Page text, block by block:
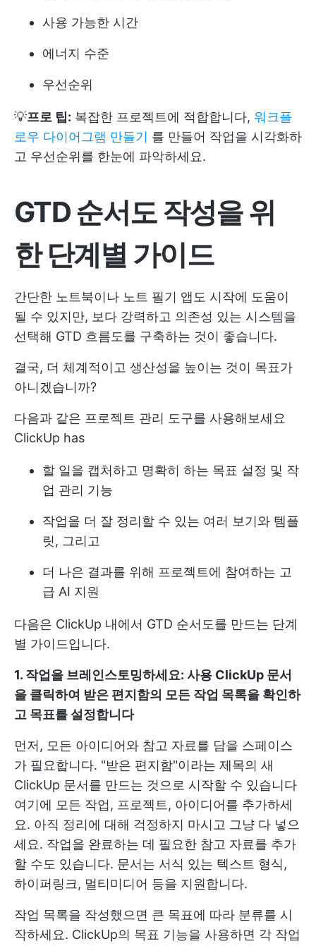
사용 가능한 시간
에너지 수준
우선순위
💡프로 팁: 복잡한 프로젝트에 적합합니다, 워크플
로우 다이어그램 만들기 를 만들어 작업을 시각화하
고 우선순위를 한눈에 파악하세요.
GTD 순서도 작성을 위
한 단계별 가이드
간단한 노트북이나 노트 필기 앱도 시작에 도움이
될 수 있지만, 보다 강력하고 의존성 있는 시스템을
선택해 GTD 흐름도를 구축하는 것이 좋습니다.
결국, 더 체계적이고 생산성을 높이는 것이 목표가
아니겠습니까?
다음과 같은 프로젝트 관리 도구를 사용해보세요
ClickUp has
할 일을 캡처하고 명확히 하는 목표 설정 및 작
업 관리 기능
작업을 더 잘 정리할 수 있는 여러 보기와 템플
릿, 그리고
더 나은 결과를 위해 프로젝트에 참여하는 고
급 AI 지원
다음은 ClickUp 내에서 GTD 순서도를 만드는 단계
별 가이드입니다.
1. 작업을 브레인스토밍하세요: 사용 ClickUp 문서
을 클릭하여 받은 편지함의 모든 작업 목록을 확인하
고 목표를 설정합니다
먼저, 모든 아이디어와 참고 자료를 담을 스페이스
가 필요합니다. "받은 편지함"이라는 제목의 새
ClickUp 문서를 만드는 것으로 시작할 수 있습니다
여기에 모든 작업, 프로젝트, 아이디어를 추가하세
요. 아직 정리에 대해 걱정하지 마시고 그냥 다 넣으
세요. 작업을 완료하는 데 필요한 참고 자료를 추가
할 수도 있습니다. 문서는 서식 있는 텍스트 형식,
하이퍼링크, 멀티미디어 등을 지원합니다.
작업 목록을 작성했으면 큰 목표에 따라 분류를 시
작하세요. ClickUp의 목표 기능을 사용하면 각 작업